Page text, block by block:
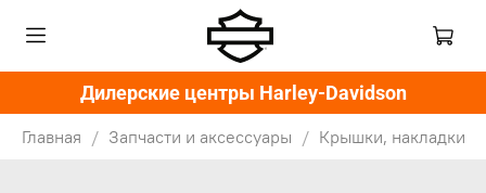
Дилерские центры Harley-Davidson
Главная Запчасти и аксессуары Крышки, накладки